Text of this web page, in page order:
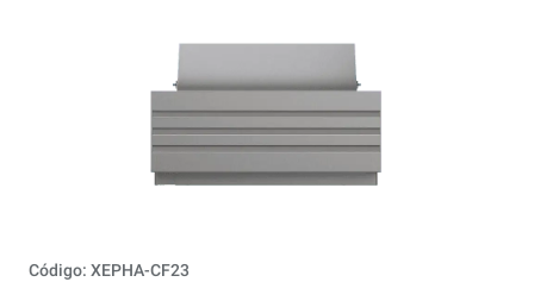
Código: XEPHA-CF23